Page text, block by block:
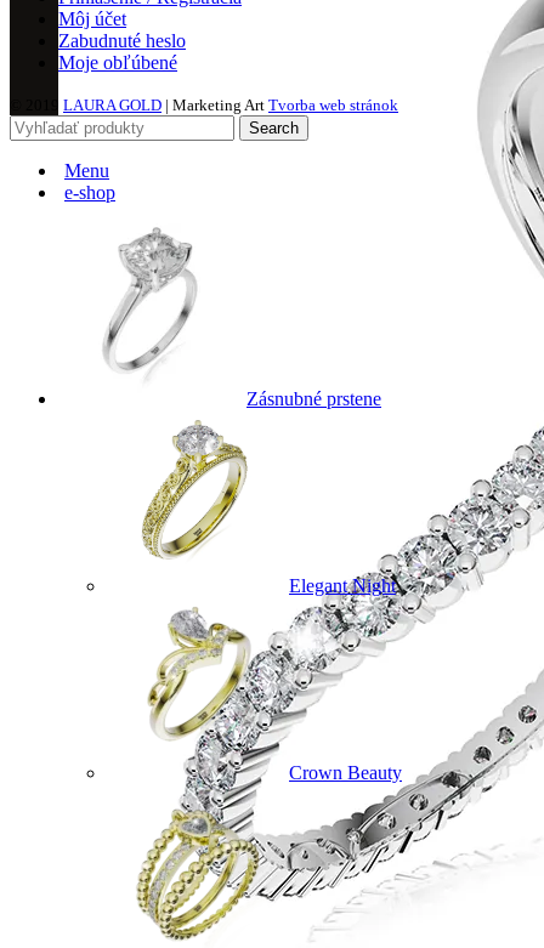
Môj účet
Zabudnuté heslo
Moje obľúbené
LAURA GOLD | Marketing Art Tvorba web stránok
Search
Menu
e-shop
Zásnubné prstene
Elegant Night
Crown Beauty